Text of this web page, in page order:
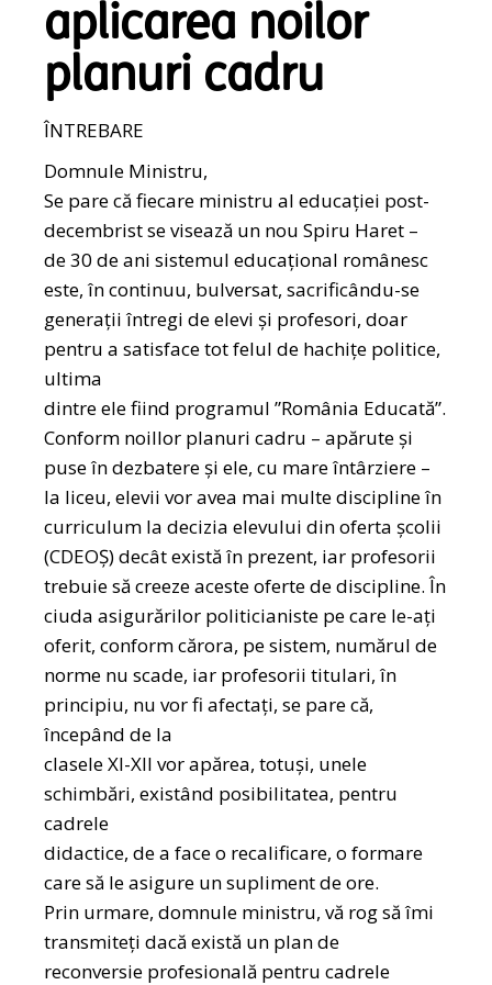
aplicarea noilor
planuri cadru
ÎNTREBARE
Domnule Ministru,
Se pare că fiecare ministru al educației post-
decembrist se visează un nou Spiru Haret –
de 30 de ani sistemul educațional românesc
este, în continuu, bulversat, sacrificându-se
generații întregi de elevi și profesori, doar
pentru a satisface tot felul de hachițe politice,
ultima
dintre ele fiind programul ”România Educată”.
Conform noillor planuri cadru – apărute și
puse în dezbatere și ele, cu mare întârziere –
la liceu, elevii vor avea mai multe discipline în
curriculum la decizia elevului din oferta școlii
(CDEOȘ) decât există în prezent, iar profesorii
trebuie să creeze aceste oferte de discipline. În
ciuda asigurărilor politicianiste pe care le-ați
oferit, conform cărora, pe sistem, numărul de
norme nu scade, iar profesorii titulari, în
principiu, nu vor fi afectați, se pare că,
începând de la
clasele XI-XII vor apărea, totuși, unele
schimbări, existând posibilitatea, pentru
cadrele
didactice, de a face o recalificare, o formare
care să le asigure un supliment de ore.
Prin urmare, domnule ministru, vă rog să îmi
transmiteți dacă există un plan de
reconversie profesională pentru cadrele